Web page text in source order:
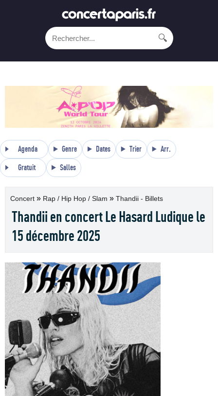
🔍
Agenda Genre Dates Trier Arr.
Gratuit Salles
Concert » Rap / Hip Hop / Slam » Thandii - Billets
Thandii en concert Le Hasard Ludique le
15 décembre 2025